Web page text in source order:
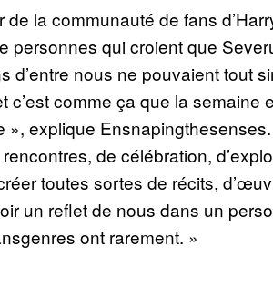
de la communauté de fans
personnes qui croient que
d’entre nous ne pouvaient tout
c’est comme ça que la
», explique
de célébration,
toutes sortes de récits,
un reflet de nous dans un
ont rarement. »